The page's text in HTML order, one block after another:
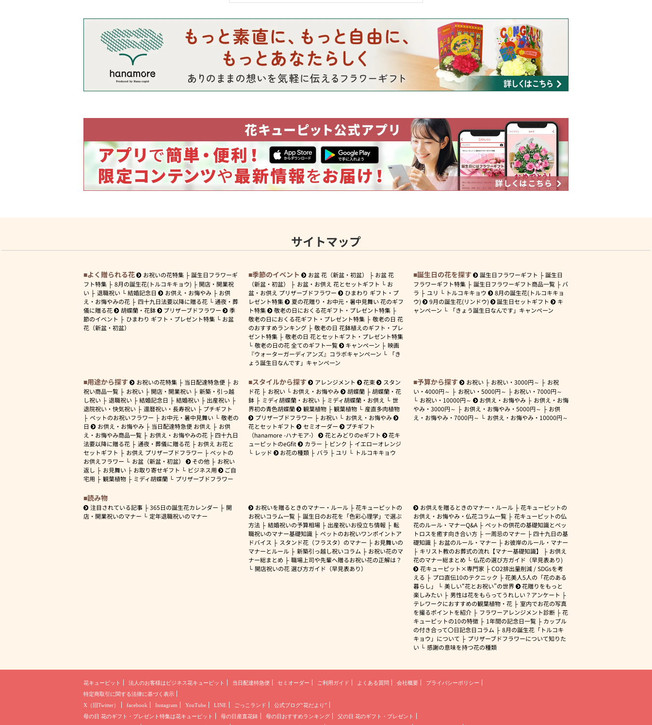
サイトマップ
よく贈られる花 お祝いの花特集
誕生日フラワーギ
フト特集
8月の誕生花(トルコキキョウ)
開店・開業祝
い
退職祝い 結婚記念日 お供え・お悔やみ
お供
え・お悔やみの花
四十九日法要以降に贈る花
通夜・葬
儀に贈る花
胡蝶蘭・花鉢 プリザーブドフラワー
季
節のイベント
ひまわり ギフト・プレゼント特集
お盆
花（新盆・初盆）
季節のイベント お盆 花（新盆・初盆）
お盆 花
（新盆・初盆）
お盆・お供え 花とセットギフト
お
盆・お供え プリザーブドフラワー
ひまわり ギフト・プ
レゼント特集
夏の花贈り・お中元・暑中見舞い 花のギフ
ト特集
敬老の日におくる花ギフト・プレゼント特集
敬老の日におくる花ギフト・プレゼント特集
敬老の日 花
のおすすめランキング
敬老の日 花鉢植えのギフト・プレ
ゼント特集
敬老の日 花とセットギフト・プレゼント特集
敬老の日の花 全てのギフト一覧
キャンペーン
映画
『ウォーターガーディアンズ』コラボキャンペーン
「き
ょう誕生日なんです」キャンペーン
誕生日の花を探す 誕生日フラワーギフト
誕生日
フラワーギフト特集
誕生日フラワーギフト商品一覧
バ
ラ
ユリ トルコキキョウ
8月の誕生花(トルコキキョ
ウ)
9月の誕生花(リンドウ) 誕生日セットギフト
キ
ャンペーン
「きょう誕生日なんです」キャンペーン
用途から探す お祝いの花特集 当日配達特急便
お
祝い商品一覧
お祝い 開店・開業祝い
新築・引っ越
し祝い
退職祝い 結婚記念日 結婚祝い
出産祝い
退院祝い・快気祝い
還暦祝い・長寿祝い
プチギフト
ペットのお祝いフラワー
お中元・暑中見舞い
敬老の
日
お供え・お悔やみ 当日配達特急便 お供え
お供
え・お悔やみ商品一覧
お供え・お悔やみの花
四十九日
法要以降に贈る花
通夜・葬儀に贈る花
お供え お花と
セットギフト
お供え プリザーブドフラワー
ペットの
お供えフラワー
お盆（新盆・初盆） その他
お祝い
返し
お見舞い お取り寄せギフト ビジネス用
ご自
宅用
観葉植物 ミディ胡蝶蘭 プリザーブドフラワー
スタイルから探す アレンジメント 花束
スタン
ド花
お祝い お供え・お悔やみ 胡蝶蘭
胡蝶蘭・花
鉢
ミディ胡蝶蘭・お祝い ミディ胡蝶蘭・お供え
世
界初の青色胡蝶蘭
観葉植物 観葉植物
産直多肉植物
プリザーブドフラワー
お祝い
お供え・お悔やみ
花とセットギフト
セミオーダー
プチギフト
（hanamore -ハナモア-）
花とみどりのeギフト
花キ
ューピットのeGfit
カラー ピンク
イエローオレンジ
レッド
お花の種類 バラ ユリ トルコキキョウ
予算から探す お祝い お祝い・3000円～
お祝
い・ 4000円～ お祝い・ 5000円～ お祝い・7000円～
お祝い・ 10000円～ お供え・お悔やみ
お供え・お悔
やみ・ 3000円～ お供え・お悔やみ・ 5000円～
お供
え・お悔やみ・ 7000円～ お供え・お悔やみ・ 10000円～
読み物
注目されている記事 365日の誕生花カレンダー
開
店・開業祝いのマナー
定年退職祝いのマナー
お祝いを贈るときのマナー・ルール
花キューピットの
お祝いコラム一覧
誕生日のお花を「色彩心理学」で選ぶ
方法
結婚祝いの予算相場 出産祝いお役立ち情報
転
職祝いのマナー基礎知識
ペットのお祝いワンポイントア
ドバイス
スタンド花（フラスタ）のマナー
お見舞いの
マナーとルール
新築引っ越し祝いコラム
お祝い花のマ
ナー総まとめ
職場上司や先輩へ贈るお祝い花の正解は？
開店祝いの花 選び方ガイド（早見表あり）
お供えを贈るときのマナー・ルール
花キューピットの
お供え・お悔やみ・仏花コラム一覧
花キューピットの仏
花のルール・マナーQ&A
ペットの供花の基礎知識とペッ
トロスを癒す向き合い方
一周忌のマナー
四十九日の基
礎知識
お盆のルール・マナー
お彼岸のルール・マナー
キリスト教のお葬式の流れ【マナー基礎知識】
お供え
花のマナー総まとめ
仏花の選び方ガイド（早見表あり)
花キューピット×専門家
CO2排出量削減 / SDGsを考
える
プロ直伝10のテクニック
花美人5人の「花のある
暮らし」
美しい“花とお祝い”の世界
花贈りをもっと
楽しみたい
男性は花をもらってうれしい？アンケート
テレワークにおすすめの観葉植物・花
室内でお花の写真
を撮るポイントを紹介
フラワーアレンジメント診断
花
キューピットの10の特徴
1年間の記念日一覧
カップル
の付き合って〇日記念日コラム
8月の誕生花「トルコキ
キョウ」について
プリザーブドフラワーについて知りた
い
感謝の意味を持つ花の種類
花キューピット 法人のお客様は ビジネス花キューピット 当日配達特急便 セミオーダー ご利用ガイド よくある質問 会社概要
プライバシーポリシー
特定商取引に関する法律に基づく表示
X（旧Twitter）
facebook Instagram YouTube LINE ごっこランド
公式ブログ“花だより”
母の日 花のギフト・プレゼント 特集は花キューピット 母の日産直花鉢 母の日おすすめランキング
父の日 花のギフト・プレゼント